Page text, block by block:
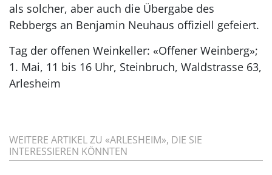
als solcher, aber auch die Übergabe des
Rebbergs an Benjamin Neuhaus offiziell gefeiert.
Tag der offenen Weinkeller: «Offener Weinberg»;
1. Mai, 11 bis 16 Uhr, Steinbruch, Waldstrasse 63,
Arlesheim
WEITERE ARTIKEL ZU «ARLESHEIM», DIE SIE
INTERESSIEREN KÖNNTEN